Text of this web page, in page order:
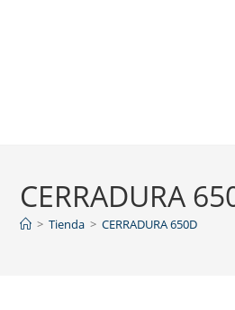
CERRADURA
> Tienda > CERRADURA 650D